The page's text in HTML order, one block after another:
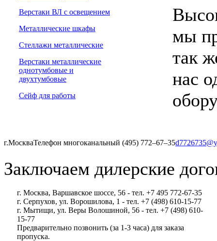
Верстаки ВЛ с освещением
Металлические шкафы
Стеллажи металлические
Верстаки металлические
однотумбовые и
двухтумбовые
Сейф для работы
мы
так
нас
г.МоскваТелефон многоканальный (495) 772‒67‒35
Заключаем дилерские
г. Москва, Варшавское шоссе, 56 - тел. +7 495 772-67-35
г. Серпухов, ул. Ворошилова, 1 - тел. +7 (498) 610-15-77
г. Мытищи, ул. Веры Волошиной, 56 - тел. +7 (498) 610-
15-77
Предварительно позвонить (за 1-3 часа) для заказа
пропуска.